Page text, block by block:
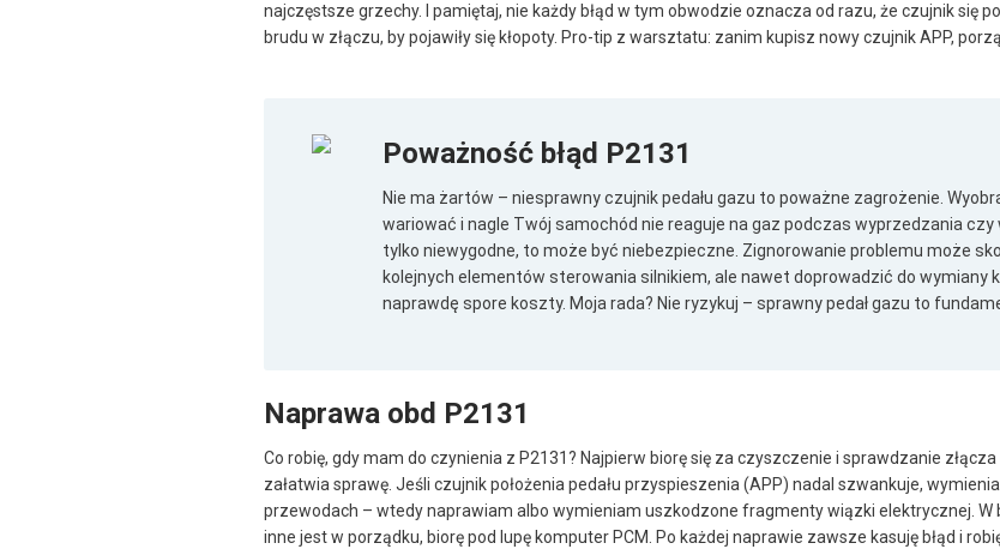
najczęstsze grzechy. I pamiętaj, nie każdy błąd w tym obwodzie oznacza od razu, że czujnik się
brudu w złączu, by pojawiły się kłopoty. Pro-tip z warsztatu: zanim kupisz nowy czujnik APP,
Poważność błąd P2131
Nie ma żartów – niesprawny czujnik pedału gazu to poważne zagrożenie.
wariować i nagle Twój samochód nie reaguje na gaz podczas wyprzedzania czy
tylko niewygodne, to może być niebezpieczne. Zignorowanie problemu może
kolejnych elementów sterowania silnikiem, ale nawet doprowadzić do
naprawdę spore koszty. Moja rada? Nie ryzykuj – sprawny pedał gazu to
Naprawa obd P2131
Co robię, gdy mam do czynienia z P2131? Najpierw biorę się za czyszczenie i sprawdzanie
załatwia sprawę. Jeśli czujnik położenia pedału przyspieszenia (APP) nadal szwankuje,
przewodach – wtedy naprawiam albo wymieniam uszkodzone fragmenty wiązki elektrycznej. W
inne jest w porządku, biorę pod lupę komputer PCM. Po każdej naprawie zawsze kasuję błąd i